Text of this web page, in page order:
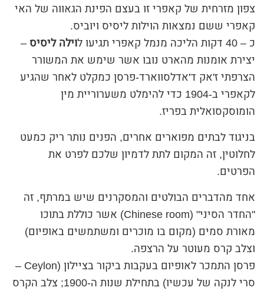
צפון מזרחית של קאפרי זו בעצם הפינת הגאווה של האי
קאפרי ששם נמצאות הוילות ליסיס ויוביס.
כ – 40 דקות הליכה מנמל קאפרי תגיעו ל
וילה ליסיס –
יצירת אומנות מהארט נובו אשר שימש את המשורר
הצרפתי ז'אק ד'אדלסווארד-פרסן כמקלט לאחר שהגיע
לקאפרי ב-1904 כדי להימלט משערוריית מין
הומוסקסואלית בפריז.
בניגוד לבתים מפוארים אחרים, הפנים נותר ריק כמעט
לחלוטין, זה המקום לתת לדמיון שלכם לפרט את
הפרטים.
אחד מהדברים הבולטים והמסקרנים שיש במרתף, זה
"החדר הסיני" (Chinese room) אשר כוללת בתוכו
מאורת סמים (מקום בו מוכרים ומשתמשים באופיום)
וצלב קרס מעוטר על הרצפה.
פרסן התמכר לאופיום בעקבות ביקור בציילון (Ceylon –
סרי לנקה של עכשיו) בתחילת שנות ה-1900; צלב הקרס